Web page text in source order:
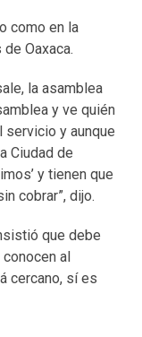
como en la
Oaxaca.
la asamblea
y ve quién
servicio y aunque
Ciudad de
y tienen que
cobrar”, dijo.
que debe
al
cercano, sí es